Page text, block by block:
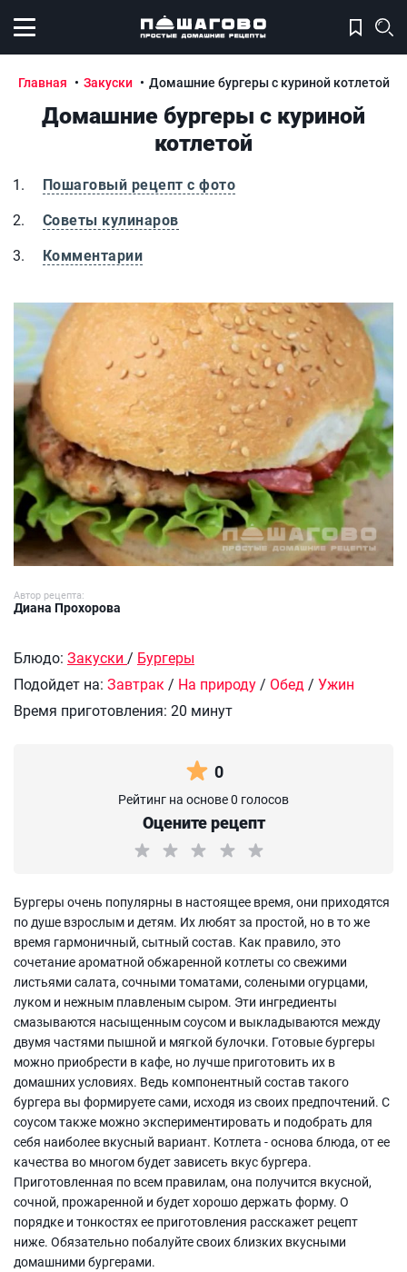
Открыть меню
Главная Закуски Домашние бургеры с куриной котлетой
Домашние бургеры с куриной
котлетой
Пошаговый рецепт с фото
Советы кулинаров
Комментарии
Домашние бургеры с куриной котлетой
Автор рецепта:
Диана Прохорова
Блюдо: Закуски / Бургеры
Подойдет на: Завтрак / На природу / Обед / Ужин
Время приготовления: 20 минут
0
Рейтинг на основе 0 голосов
Оцените рецепт
Бургеры очень популярны в настоящее время, они приходятся
по душе взрослым и детям. Их любят за простой, но в то же
время гармоничный, сытный состав. Как правило, это
сочетание ароматной обжаренной котлеты со свежими
листьями салата, сочными томатами, солеными огурцами,
луком и нежным плавленым сыром. Эти ингредиенты
смазываются насыщенным соусом и выкладываются между
двумя частями пышной и мягкой булочки. Готовые бургеры
можно приобрести в кафе, но лучше приготовить их в
домашних условиях. Ведь компонентный состав такого
бургера вы формируете сами, исходя из своих предпочтений. С
соусом также можно экспериментировать и подобрать для
себя наиболее вкусный вариант. Котлета - основа блюда, от ее
качества во многом будет зависеть вкус бургера.
Приготовленная по всем правилам, она получится вкусной,
сочной, прожаренной и будет хорошо держать форму. О
порядке и тонкостях ее приготовления расскажет рецепт
ниже. Обязательно побалуйте своих близких вкусными
домашними бургерами.